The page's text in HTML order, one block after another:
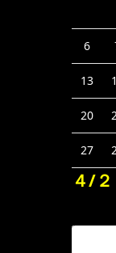
6
13
20
27
４/